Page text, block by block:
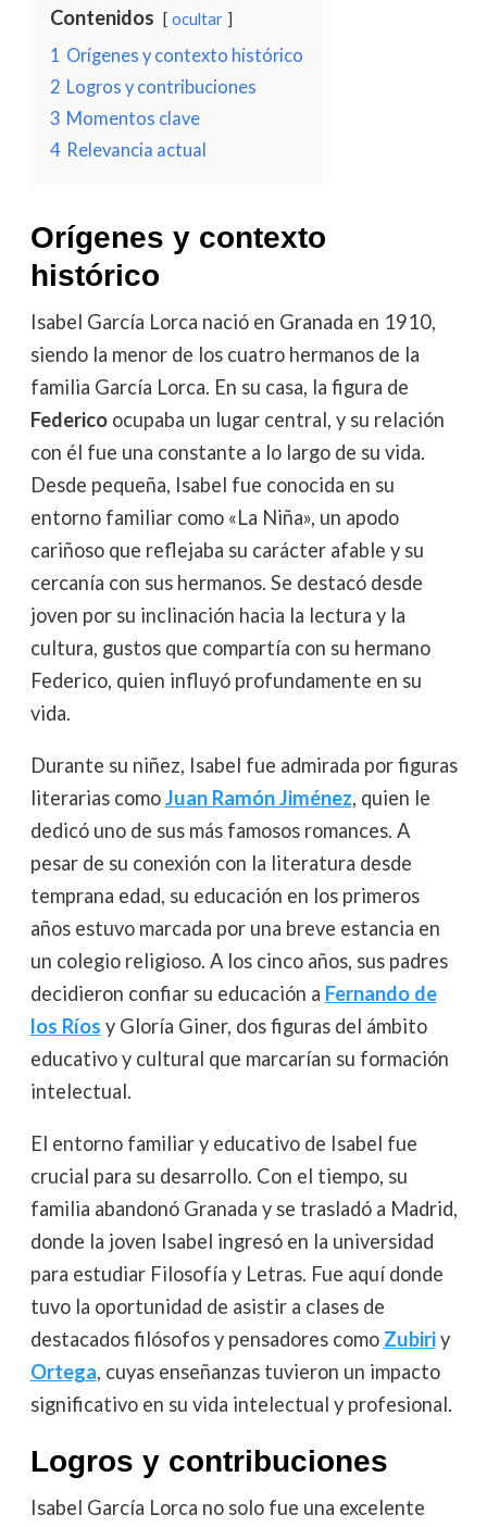
Contenidos ocultar
1 Orígenes y contexto histórico
2 Logros y contribuciones
3 Momentos clave
4 Relevancia actual
Orígenes y contexto
histórico
Isabel García Lorca nació en Granada en 1910,
siendo la menor de los cuatro hermanos de la
familia García Lorca. En su casa, la figura de
Federicoocupaba un lugar central, y su relación
con él fue una constante a lo largo de su vida.
Desde pequeña, Isabel fue conocida en su
entorno familiar como «La Niña», un apodo
cariñoso que reflejaba su carácter afable y su
cercanía con sus hermanos. Se destacó desde
joven por su inclinación hacia la lectura y la
cultura, gustos que compartía con su hermano
Federico, quien influyó profundamente en su
vida.
Durante su niñez, Isabel fue admirada por figuras
literarias comoJuan Ramón Jiménez, quien le
dedicó uno de sus más famosos romances. A
pesar de su conexión con la literatura desde
temprana edad, su educación en los primeros
años estuvo marcada por una breve estancia en
un colegio religioso. A los cinco años, sus padres
decidieron confiar su educación a Fernando de
los Ríos y Gloría Giner, dos figuras del ámbito
educativo y cultural que marcarían su formación
intelectual.
El entorno familiar y educativo de Isabel fue
crucial para su desarrollo. Con el tiempo, su
familia abandonó Granada y se trasladó a Madrid,
donde la joven Isabel ingresó en la universidad
para estudiar Filosofía y Letras. Fue aquí donde
tuvo la oportunidad de asistir a clases de
destacados filósofos y pensadores como Zubiriy
Ortega, cuyas enseñanzas tuvieron un impacto
significativo en su vida intelectual y profesional.
Logros y contribuciones
Isabel García Lorca no solo fue una excelente